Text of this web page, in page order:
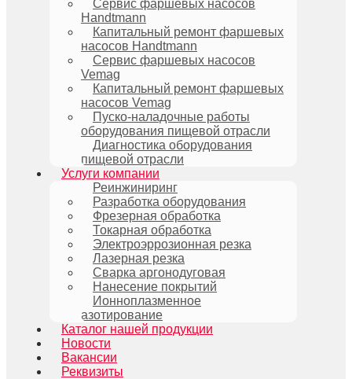
Сервис фаршевых насосов
Handtmann
Капитальный ремонт фаршевых
насосов Handtmann
Сервис фаршевых насосов
Vemag
Капитальный ремонт фаршевых
насосов Vemag
Пуско-наладочные работы
оборудования пищевой отрасли
Диагностика оборудования
пищевой отрасли
Услуги компании
Реинжиниринг
Разработка оборудования
Фрезерная обработка
Токарная обработка
Электроэррозионная резка
Лазерная резка
Сварка аргонодуговая
Нанесение покрытий
Ионноплазменное
азотирование
Каталог нашей продукции
Новости
Вакансии
Реквизиты